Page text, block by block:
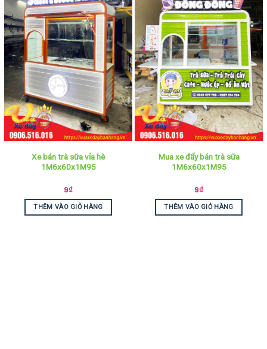
Xe bán trà sữa vỉa hè
1M6x60x1M95
9₫
THÊM VÀO GIỎ HÀNG
Mua xe đẩy bán trà sữa
1M6x60x1M95
9₫
THÊM VÀO GIỎ HÀNG